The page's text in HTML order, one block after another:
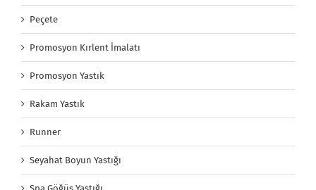
Peçete
Promosyon Kırlent İmalatı
Promosyon Yastık
Rakam Yastık
Runner
Seyahat Boyun Yastığı